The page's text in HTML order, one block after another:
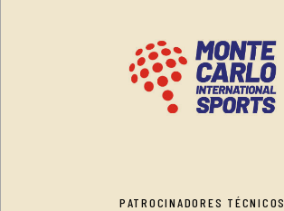
PATROCINADORES TÉCNICOS